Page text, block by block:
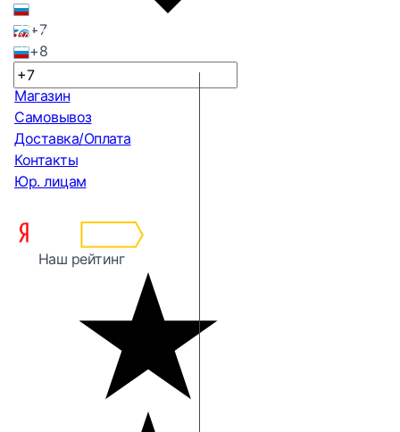
+7
+8
Магазин
Самовывоз
Доставка/Оплата
Контакты
Юр. лицам
Наш рейтинг